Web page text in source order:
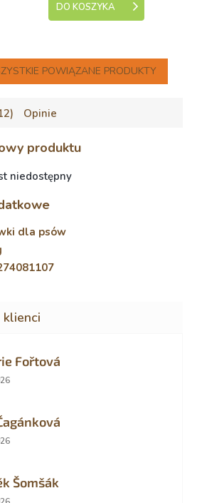
DO KOSZYKA
POWIĄZANE PRODUKTY
Opinie
produktu
niedostępny
dla psów
Fořtová
to 2 na 5 gwiazdek.
to 5 na 5 gwiazdek.
Šomšák
to 5 na 5 gwiazdek.